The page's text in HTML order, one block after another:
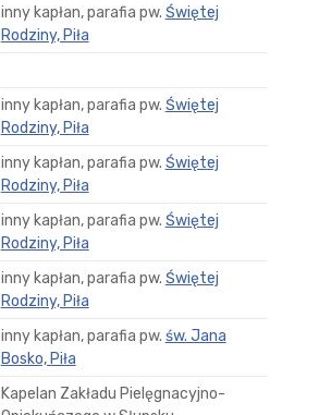
inny kapłan, parafia pw. Świętej
Rodziny, Piła
inny kapłan, parafia pw. Świętej
Rodziny, Piła
inny kapłan, parafia pw. Świętej
Rodziny, Piła
inny kapłan, parafia pw. Świętej
Rodziny, Piła
inny kapłan, parafia pw. Świętej
Rodziny, Piła
inny kapłan, parafia pw. św. Jana
Bosko, Piła
Kapelan Zakładu Pielęgnacyjno-